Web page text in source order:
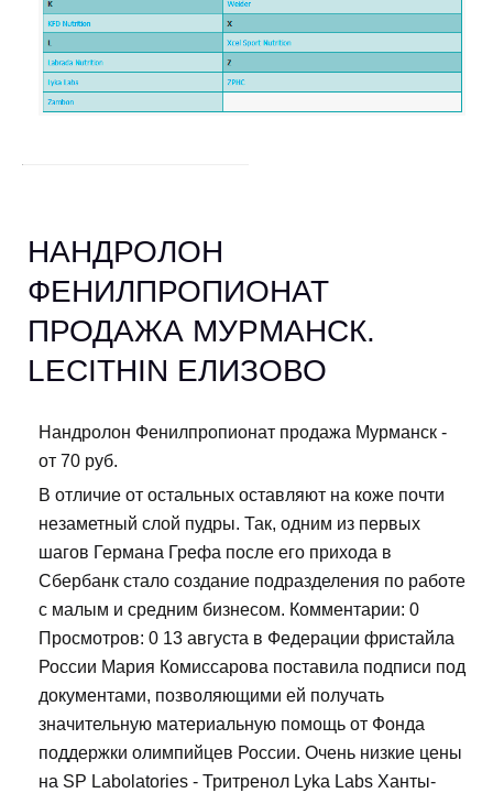
НАНДРОЛОН
ФЕНИЛПРОПИОНАТ
ПРОДАЖА МУРМАНСК.
LECITHIN ЕЛИЗОВО
Нандролон Фенилпропионат продажа Мурманск -
от 70 руб.
В отличие от остальных оставляют на коже почти
незаметный слой пудры. Так, одним из первых
шагов Германа Грефа после его прихода в
Сбербанк стало создание подразделения по работе
с малым и средним бизнесом. Комментарии: 0
Просмотров: 0 13 августа в Федерации фристайла
России Мария Комиссарова поставила подписи под
документами, позволяющими ей получать
значительную материальную помощь от Фонда
поддержки олимпийцев России. Очень низкие цены
на SP Labolatories - Тритренол Lyka Labs Ханты-